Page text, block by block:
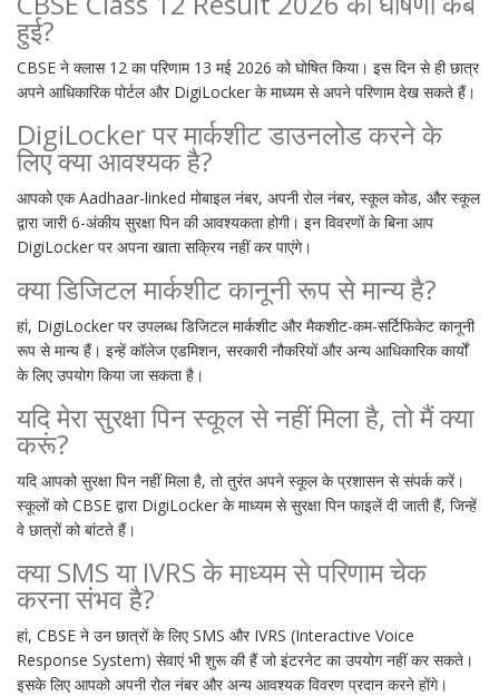
हुई?
CBSE ने क्लास 12 का परिणाम 13 मई 2026 को घोषित किया। इस दिन से ही छात्र
अपने आधिकारिक पोर्टल और DigiLocker के माध्यम से अपने परिणाम देख सकते हैं।
DigiLocker पर मार्कशीट डाउनलोड करने के
लिए क्या आवश्यक है?
आपको एक Aadhaar-linked मोबाइल नंबर, अपनी रोल नंबर, स्कूल कोड, और स्कूल
द्वारा जारी 6-अंकीय सुरक्षा पिन की आवश्यकता होगी। इन विवरणों के बिना आप
DigiLocker पर अपना खाता सक्रिय नहीं कर पाएंगे।
क्या डिजिटल मार्कशीट कानूनी रूप से मान्य है?
हां, DigiLocker पर उपलब्ध डिजिटल मार्कशीट और मैकशीट-कम-सर्टिफिकेट कानूनी
रूप से मान्य हैं। इन्हें कॉलेज एडमिशन, सरकारी नौकरियों और अन्य आधिकारिक कार्यों
के लिए उपयोग किया जा सकता है।
यदि मेरा सुरक्षा पिन स्कूल से नहीं मिला है, तो मैं क्या
करूं?
यदि आपको सुरक्षा पिन नहीं मिला है, तो तुरंत अपने स्कूल के प्रशासन से संपर्क करें।
स्कूलों को CBSE द्वारा DigiLocker के माध्यम से सुरक्षा पिन फाइलें दी जाती हैं, जिन्हें
वे छात्रों को बांटते हैं।
क्या SMS या IVRS के माध्यम से परिणाम चेक
करना संभव है?
हां, CBSE ने उन छात्रों के लिए SMS और IVRS (Interactive Voice
Response System) सेवाएं भी शुरू की हैं जो इंटरनेट का उपयोग नहीं कर सकते।
इसके लिए आपको अपनी रोल नंबर और अन्य आवश्यक विवरण प्रदान करने होंगे।